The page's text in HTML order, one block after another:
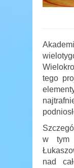
tego
w tym
nad